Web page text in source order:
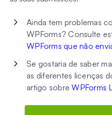
Ainda tem problemas
WPForms? Consulte
WPForms que não
Se gostaria de saber
as diferentes licenças
artigo sobreWPForms